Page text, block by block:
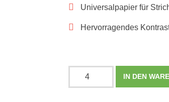
Universalpapier für
Hervorragendes
IN DEN